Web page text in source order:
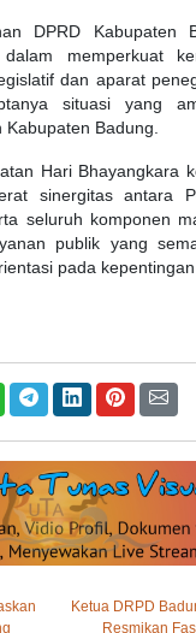
DPRD Kabupaten
memperkuat
dan aparat
situasi yang
Kabupaten Badung.
Hari Bhayangkara
sinergitas antara
seluruh komponen
publik yang
pada
Ketua DRPD
Resmikan